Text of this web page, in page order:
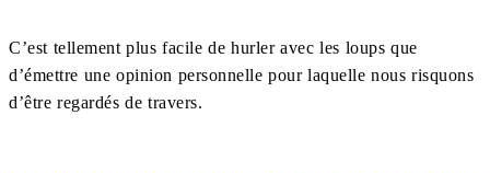
C’est tellement plus facile de hurler avec les loups que
d’émettre une opinion personnelle pour laquelle nous risquons
d’être regardés de travers.